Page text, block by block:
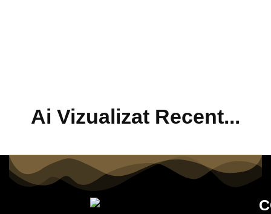
Ai Vizualizat Recent...